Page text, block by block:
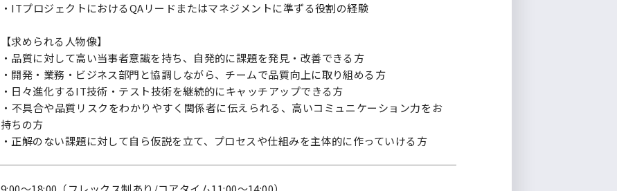
・ITプロジェクトにおけるQAリードまたはマネジメントに準ずる役割の経験
【求められる人物像】
・品質に対して高い当事者意識を持ち、自発的に課題を発見・改善できる方
・開発・業務・ビジネス部門と協調しながら、チームで品質向上に取り組める方
・日々進化するIT技術・テスト技術を継続的にキャッチアップできる方
・不具合や品質リスクをわかりやすく関係者に伝えられる、高いコミュニケーション力をお
持ちの方
・正解のない課題に対して自ら仮説を立て、プロセスや仕組みを主体的に作っていける方